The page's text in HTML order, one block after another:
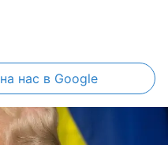
на нас в Google